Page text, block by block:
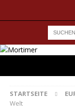
STARTSEITE
Welt